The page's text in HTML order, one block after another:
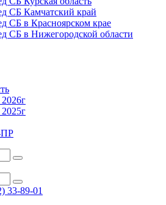
СБ Камчатский край
СБ в Красноярском крае
СБ в Нижегородской области
ПР
33-89-01